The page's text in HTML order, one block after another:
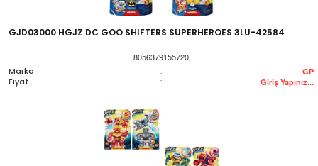
GJD03000 HGJZ DC GOO SHIFTERS SUPERHEROES 3LU-42584
8056379155720
Marka
: GP
Fiyat : Giriş Yapınız...